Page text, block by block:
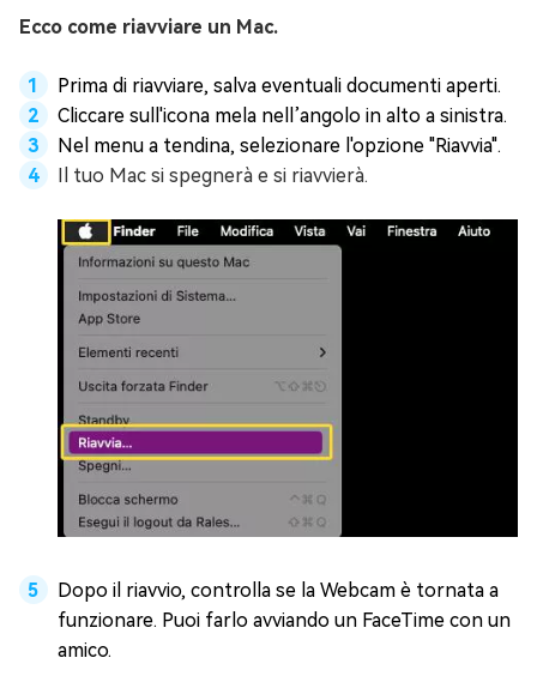
Ecco come riavviare un Mac.
Prima di riavviare, salva eventuali documenti aperti.
Cliccare sull'icona mela nell’angolo in alto a sinistra.
Nel menu a tendina, selezionare l'opzione "Riavvia".
Il tuo Mac si spegnerà e si riavvierà.
Dopo il riavvio, controlla se la Webcam è tornata a
funzionare. Puoi farlo avviando un FaceTime con un
amico.